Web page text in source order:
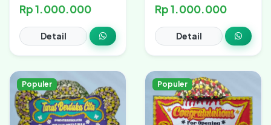
Rp 1.000.000
Detail
Rp 1.000.000
Detail
Populer Populer